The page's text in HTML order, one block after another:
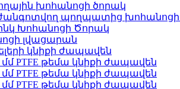
խոհանոցի ծորակ
պողպատից խոհանոցի
Խոհանոցի Ծորակ
լվացարան
կնիքի ժապավեն
մմ PTFE թեմա կնիքի ժապավեն
մմ PTFE թեմա կնիքի ժապավեն
մմ PTFE թեմա կնիքի ժապավեն